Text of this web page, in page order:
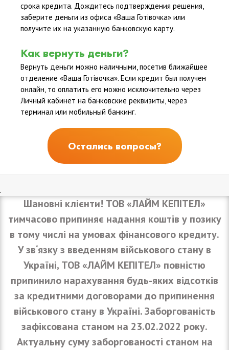
срока кредита. Дождитесь подтверждения решения,
заберите деньги из офиса «Ваша Готівочка» или
получите их на указанную банковскую карту.
Как вернуть деньги?
Вернуть деньги можно наличными, посетив ближайшее
отделение «Ваша Готівочка». Если кредит был получен
онлайн, то оплатить его можно исключительно через
Личный кабинет на банковские реквизиты, через
терминал или мобильный банкинг.
Остались вопросы?
.
Шановні клієнти! ТОВ «ЛАЙМ КЕПІТЕЛ»
тимчасово припиняє надання коштів у позику
в тому числі на умовах фінансового кредиту.
У зв‘язку з введенням військового стану в
Україні, ТОВ «ЛАЙМ КЕПІТЕЛ» повністю
припинило нарахування будь-яких відсотків
за кредитними договорами до припинення
військового стану в Україні. Заборгованість
зафіксована станом на 23.02.2022 року.
Актуальну суму заборгованості станом на